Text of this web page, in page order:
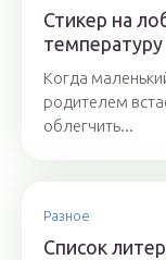
Стикер на
температуру
Когда
родителем
облегчить...
Разное
Список